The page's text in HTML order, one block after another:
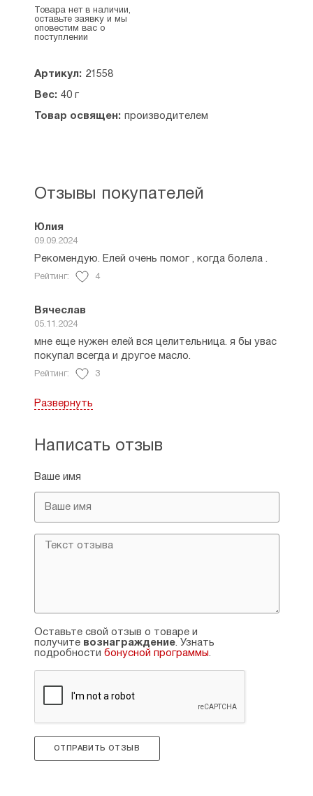
применения).
Объем: 20 мл.
см.
Условия хранения: хранить освященное масло
избегая попадания прямых солнечный лучей.
Товара нет в наличии,
оставьте заявку и мы
оповестим вас о
поступлении
Артикул: 21558
Вес: 40 г
Товар освящен: производителем
Написать отзыв
Ваше имя
Оставьте свой отзыв о товаре и
получите вознаграждение. Узнать
подробности бонусной программы.
ОТПРАВИТЬ ОТЗЫВ
Отзывы покупателей
Юлия
09.09.2024
Рекомендую. Елей очень помог , когда болела .
Рейтинг: 4
Вячеслав
05.11.2024
мне еще нужен елей вся целительница. я бы увас
покупал всегда и другое масло.
Рейтинг: 3
Александра
Бутылочка достаточно большая, хватает
надолго, даже если помазываться каждый день.
не проливается даже если носить в сумке. Запах
лёгкий яблочный, не пахнет жирным. Масло
хорошо впитывается, не оставляет следов, не
вызывает раздражения, неприятных ощущений.
Мажу, когда мысли тревожные или дурные в
голову лезут, когда раздражение, возмущение
Рейтинг: 0
Александра
15.11.2024
Бутылочка достаточно большая, хватает
не проливается даже если носить в сумке. Запах
лёгкий яблочный, не пахнет жирным. Масло
Развернуть